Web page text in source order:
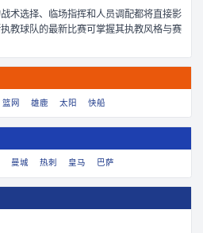
术选择、临场指挥和人员调配都将直接影
执教球队的最新比赛可掌握其执教风格与赛
篮网 雄鹿 太阳 快船
曼城 热刺 皇马 巴萨